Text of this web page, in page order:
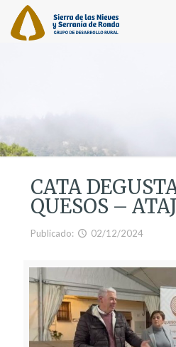
CATA
QUESOS –
Publicado: 02/12/2024